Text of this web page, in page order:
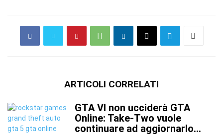
ARTICOLI CORRELATI
GTA VI non ucciderà GTA
Online: Take-Two vuole
continuare ad aggiornarlo...